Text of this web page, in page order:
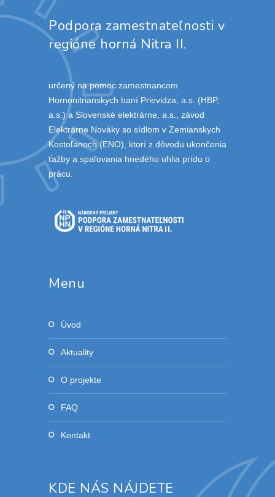
Podpora zamestnateľnosti v
regióne horná Nitra II.
určený na pomoc zamestnancom
Hornonitrianskych baní Prievidza, a.s. (HBP,
a.s.) a Slovenské elektrárne, a.s., závod
Elektrárne Nováky so sídlom v Zemianskych
Kostoľanoch (ENO), ktorí z dôvodu ukončenia
ťažby a spaľovania hnedého uhlia prídu o
prácu.
Menu
Úvod
Aktuality
O projekte
FAQ
Kontakt
KDE NÁS NÁJDETE